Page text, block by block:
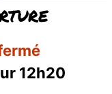
12h20